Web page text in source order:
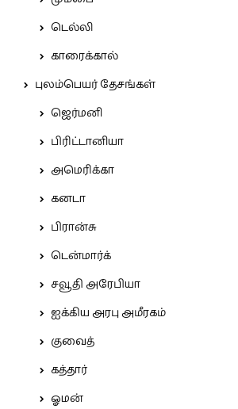
டெல்லி
காரைக்கால்
புலம்பெயர் தேசங்கள்
ஜெர்மனி
பிரிட்டானியா
அமெரிக்கா
கனடா
பிரான்சு
டென்மார்க்
சவூதி அரேபியா
ஐக்கிய அரபு அமீரகம்
குவைத்
கத்தார்
ஓமன்